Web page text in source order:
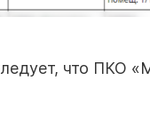
что ПКО